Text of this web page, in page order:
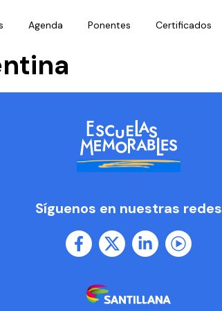
Agenda Ponentes Certificados
Síguenos en nuestras redes